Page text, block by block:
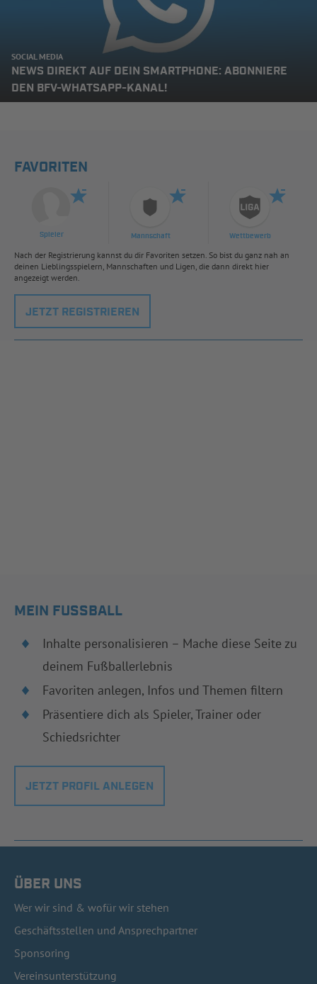
SOCIAL MEDIA
NEWS DIREKT AUF DEIN SMARTPHONE: ABONNIERE
DEN BFV-WHATSAPP-KANAL!
FAVORITEN
Spieler Mannschaft Wettbewerb
Nach der Registrierung kannst du dir Favoriten setzen. So bist du ganz nah an
deinen Lieblingsspielern, Mannschaften und Ligen, die dann direkt hier
angezeigt werden.
JETZT REGISTRIEREN
MEIN FUSSBALL
Inhalte personalisieren – Mache diese Seite zu
deinem Fußballerlebnis
Favoriten anlegen, Infos und Themen filtern
Präsentiere dich als Spieler, Trainer oder
Schiedsrichter
JETZT PROFIL ANLEGEN
ÜBER UNS
Wer wir sind & wofür wir stehen
Geschäftsstellen und Ansprechpartner
Sponsoring
Vereinsunterstützung